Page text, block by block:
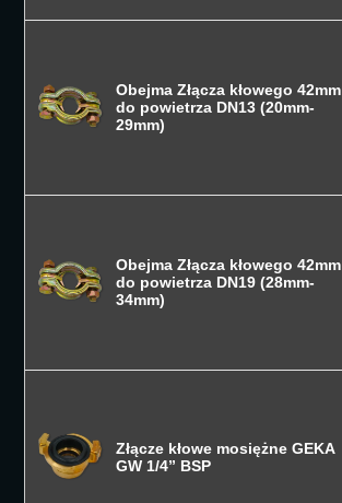
Obejma Złącza kłowego 42mm
do powietrza DN13 (20mm-
29mm)
Obejma Złącza kłowego 42mm
do powietrza DN19 (28mm-
34mm)
Złącze kłowe mosiężne GEKA
GW 1/4” BSP